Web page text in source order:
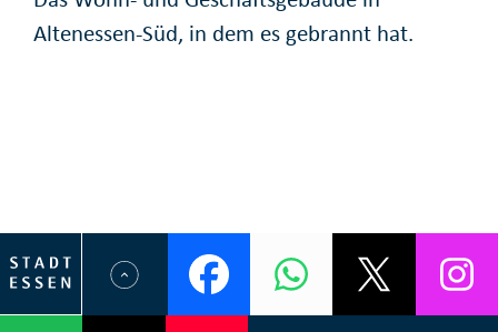
Altenessen-Süd, in dem es gebrannt hat.